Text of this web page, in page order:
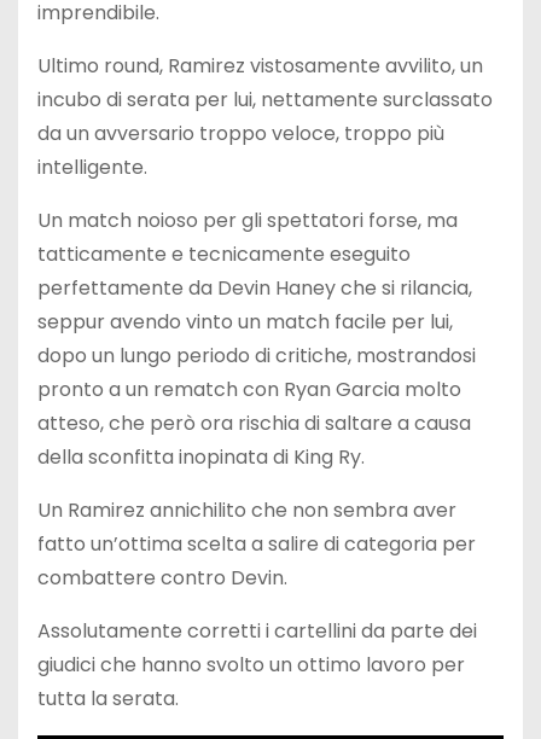
imprendibile.
Ultimo round, Ramirez vistosamente avvilito, un
incubo di serata per lui, nettamente surclassato
da un avversario troppo veloce, troppo più
intelligente.
Un match noioso per gli spettatori forse, ma
tatticamente e tecnicamente eseguito
perfettamente da Devin Haney che si rilancia,
seppur avendo vinto un match facile per lui,
dopo un lungo periodo di critiche, mostrandosi
pronto a un rematch con Ryan Garcia molto
atteso, che però ora rischia di saltare a causa
della sconfitta inopinata di King Ry.
Un Ramirez annichilito che non sembra aver
fatto un’ottima scelta a salire di categoria per
combattere contro Devin.
Assolutamente corretti i cartellini da parte dei
giudici che hanno svolto un ottimo lavoro per
tutta la serata.